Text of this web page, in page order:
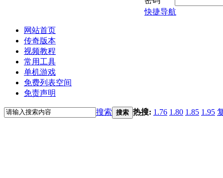
快捷导航
网站首页
传奇版本
视频教程
常用工具
单机游戏
免费列表空间
免责声明
搜索 搜索 热搜: 1.76 1.80 1.85 1.95